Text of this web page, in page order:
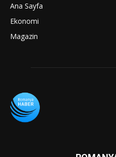
Ana Sayfa
Ekonomi
Magazin